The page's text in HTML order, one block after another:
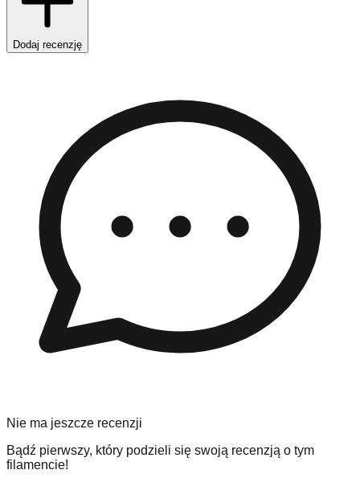
Dodaj recenzję
Nie ma jeszcze recenzji
Bądź pierwszy, który podzieli się swoją recenzją o tym
filamencie!